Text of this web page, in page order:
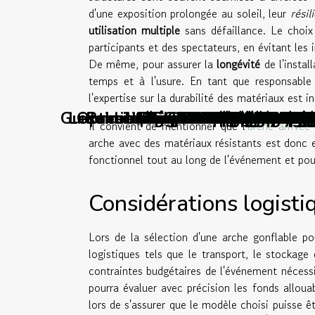
d'une exposition prolongée au soleil, leur
utilisation multiplesans défaillance. Le
participants et des spectateurs, en évitant les
De même, pour assurer lalongévité de
temps et à l'usure. En tant que
l'expertise sur la durabilité des matériaux est
Il convient de mentionner que l'arche arrivée
arche avec des matériaux résistants est
fonctionnel tout au long de l'événement et
Considérations
Lors de la sélection d'une arche gonflable
logistiques tels que le transport, le
contraintes budgétaires de l'événement
pourra évaluer avec précision les fonds
lors de s'assurer que le modèle choisi puisse
Comment la
Comment
Comment
Comment
Comment les
Camping avec
Comment les
Maximiser
Comment les
Comment les
Exploration des
Comment
Comment
Comparaison
Comment
Stratégies
Utiliser la
Impact des
Comment
Comment optimiser la
Comment
Exploration des
Publicité payante à petit
Stratégies
Comment
Marketing
Chatbots et
Maîtriser le marketing
Analyse
Intégration deOptimisation
Comment une
Comment un SaaS
Comment
Comment
Les
Exploration des
Exploration
Comment la
Comment une
Comment
Guide complet pourLes bénéfices
Les retours
Comment
Les meilleures stratégies de
Comment maximiser
Optimiser la conversion des
Comment utiliser les réseaux
Intégrer l'IA
Les stratégies
Les Le
Stratégies de
Mesurer l'impact
L'importance du
Les outils
Intégrer les réseaux
Comment les outils
Stratégies de